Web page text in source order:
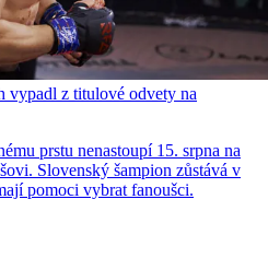
vypadl z titulové odvety na
prstu nenastoupí 15. srpna na
Slovenský šampion zůstává v
pomoci vybrat fanoušci.